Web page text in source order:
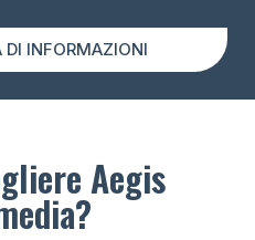
DI INFORMAZIONI
Aegis